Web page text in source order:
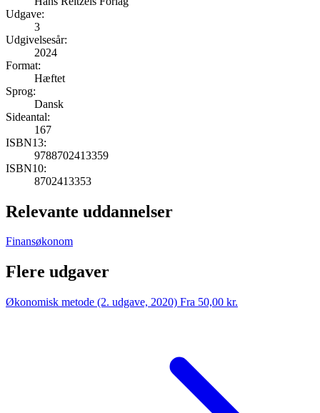
Udgave:
3
Udgivelsesår:
2024
Format:
Hæftet
Sprog:
Dansk
Sideantal:
167
ISBN13:
9788702413359
ISBN10:
8702413353
Relevante uddannelser
Finansøkonom
Flere udgaver
Økonomisk metode (2. udgave, 2020) Fra 50,00 kr.